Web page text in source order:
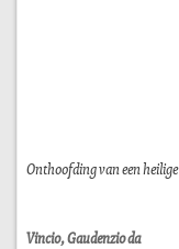
Onthoofding van een heilige
Vincio, Gaudenzio da